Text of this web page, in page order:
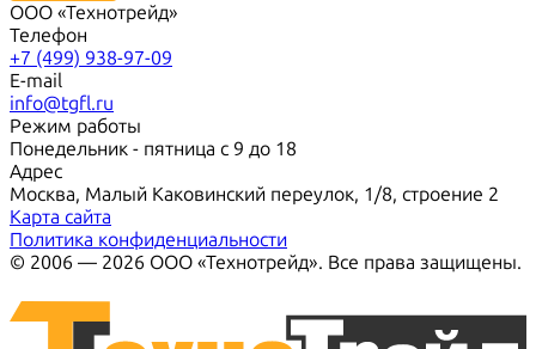
ООО «Технотрейд»
Телефон
+7 (499) 938-97-09
E-mail
info@tgfl.ru
Режим работы
Понедельник - пятница с 9 до 18
Адрес
Москва, Малый Каковинский переулок, 1/8, строение 2
Карта сайта
Политика конфиденциальности
© 2006 — 2026 ООО «Технотрейд». Все права защищены.